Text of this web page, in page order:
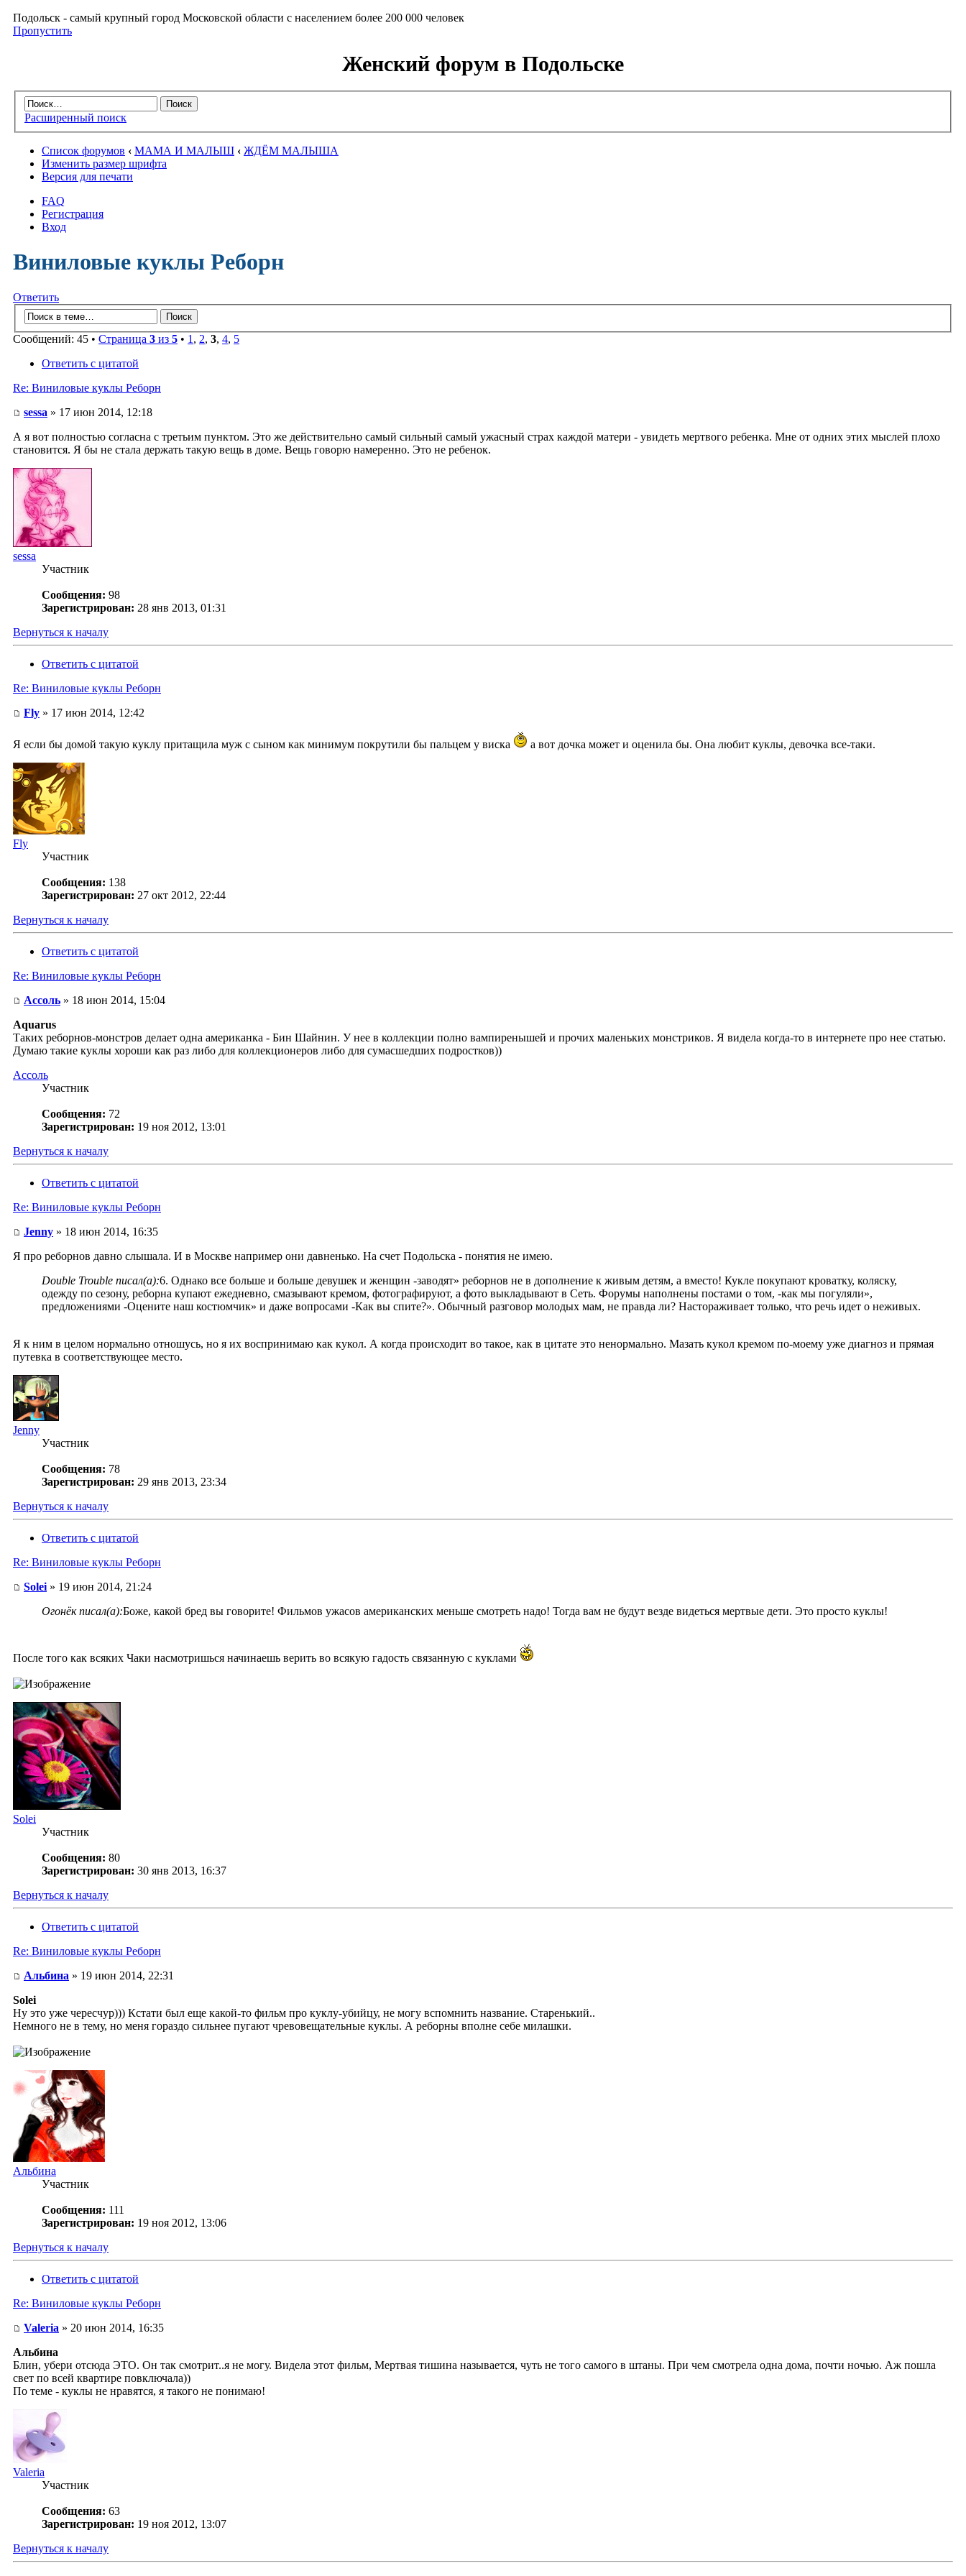
Подольск - самый крупный город Московской области с населением более 200 000 человек
Пропустить
Женский форум в Подольске
Расширенный поиск
Список форумов ‹ МАМА И МАЛЫШ ‹ ЖДЁМ МАЛЫША
Изменить размер шрифта
Версия для печати
FAQ
Регистрация
Вход
Виниловые куклы Реборн
Ответить
Сообщений: 45 • Страница 3 из 5 • 1 , 2, 3, 4, 5
Ответить с цитатой
Re: Виниловые куклы Реборн
sessa » 17 июн 2014, 12:18
А я вот полностью согласна с третьим пунктом. Это же действительно самый сильный самый ужасный страх каждой матери - увидеть мертвого ребенка. Мне от одних этих мыслей плохо
становится. Я бы не стала держать такую вещь в доме. Вещь говорю намеренно. Это не ребенок.
sessa
Участник
Сообщения: 98
Зарегистрирован: 28 янв 2013, 01:31
Вернуться к началу
Ответить с цитатой
Re: Виниловые куклы Реборн
Fly » 17 июн 2014, 12:42
Я если бы домой такую куклу притащила муж с сыном как минимум покрутили бы пальцем у виска а вот дочка может и оценила бы. Она любит куклы, девочка все-таки.
Fly
Участник
Сообщения: 138
Зарегистрирован: 27 окт 2012, 22:44
Вернуться к началу
Ответить с цитатой
Re: Виниловые куклы Реборн
Ассоль » 18 июн 2014, 15:04
Aquarus
Таких реборнов-монстров делает одна американка - Бин Шайнин. У нее в коллекции полно вампиренышей и прочих маленьких монстриков. Я видела когда-то в интернете про нее статью.
Думаю такие куклы хороши как раз либо для коллекционеров либо для сумасшедших подростков))
Ассоль
Участник
Сообщения: 72
Зарегистрирован: 19 ноя 2012, 13:01
Вернуться к началу
Ответить с цитатой
Re: Виниловые куклы Реборн
Jenny » 18 июн 2014, 16:35
Я про реборнов давно слышала. И в Москве например они давненько. На счет Подольска - понятия не имею.
Double Trouble писал(а):6. Однако все больше и больше девушек и женщин -заводят» реборнов не в дополнение к живым детям, а вместо! Кукле покупают кроватку, коляску,
одежду по сезону, реборна купают ежедневно, смазывают кремом, фотографируют, а фото выкладывают в Сеть. Форумы наполнены постами о том, -как мы погуляли»,
предложениями -Оцените наш костюмчик» и даже вопросами -Как вы спите?». Обычный разговор молодых мам, не правда ли? Настораживает только, что речь идет о неживых.
Я к ним в целом нормально отношусь, но я их воспринимаю как кукол. А когда происходит во такое, как в цитате это ненормально. Мазать кукол кремом по-моему уже диагноз и прямая
путевка в соответствующее место.
Jenny
Участник
Сообщения: 78
Зарегистрирован: 29 янв 2013, 23:34
Вернуться к началу
Ответить с цитатой
Re: Виниловые куклы Реборн
Solei » 19 июн 2014, 21:24
Огонёк писал(а):Боже, какой бред вы говорите! Фильмов ужасов американских меньше смотреть надо! Тогда вам не будут везде видеться мертвые дети. Это просто куклы!
После того как всяких Чаки насмотришься начинаешь верить во всякую гадость связанную с куклами
Solei
Участник
Сообщения: 80
Зарегистрирован: 30 янв 2013, 16:37
Вернуться к началу
Ответить с цитатой
Re: Виниловые куклы Реборн
Альбина » 19 июн 2014, 22:31
Solei
Ну это уже чересчур))) Кстати был еще какой-то фильм про куклу-убийцу, не могу вспомнить название. Старенький..
Немного не в тему, но меня гораздо сильнее пугают чревовещательные куклы. А реборны вполне себе милашки.
Альбина
Участник
Сообщения: 111
Зарегистрирован: 19 ноя 2012, 13:06
Вернуться к началу
Ответить с цитатой
Re: Виниловые куклы Реборн
Valeria » 20 июн 2014, 16:35
Альбина
Блин, убери отсюда ЭТО. Он так смотрит..я не могу. Видела этот фильм, Мертвая тишина называется, чуть не того самого в штаны. При чем смотрела одна дома, почти ночью. Аж пошла
свет по всей квартире повключала))
По теме - куклы не нравятся, я такого не понимаю!
Valeria
Участник
Сообщения: 63
Зарегистрирован: 19 ноя 2012, 13:07
Вернуться к началу